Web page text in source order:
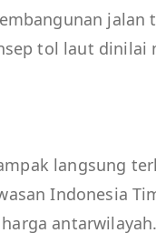
jalan
tol laut dinilai
langsung
Indonesia
antarwilayah.